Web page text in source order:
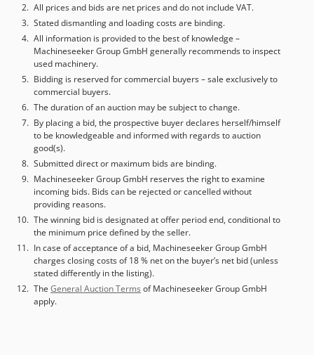
All prices and bids are net prices and do not include VAT.
Stated dismantling and loading costs are binding.
All information is provided to the best of knowledge –
Machineseeker Group GmbH generally recommends to inspect
used machinery.
Bidding is reserved for commercial buyers – sale exclusively to
commercial buyers.
The duration of an auction may be subject to change.
By placing a bid, the prospective buyer declares herself/himself
to be knowledgeable and informed with regards to auction
good(s).
Submitted direct or maximum bids are binding.
Machineseeker Group GmbH reserves the right to examine
incoming bids. Bids can be rejected or cancelled without
providing reasons.
The winning bid is designated at offer period end, conditional to
the minimum price defined by the seller.
In case of acceptance of a bid, Machineseeker Group GmbH
charges closing costs of 18 % net on the buyer’s net bid (unless
stated differently in the listing).
The General Auction Terms of Machineseeker Group GmbH
apply.